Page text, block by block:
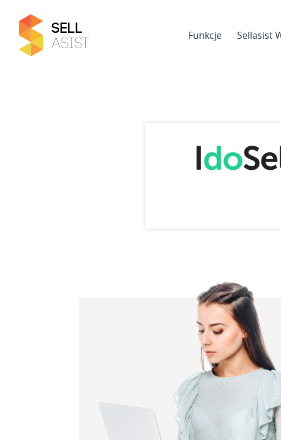
Funkcje Sellasist